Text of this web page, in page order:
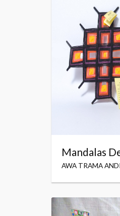
Mandalas
AWA TRAMA